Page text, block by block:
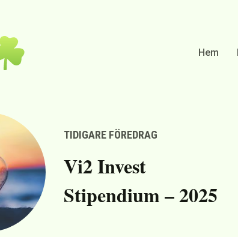
Hem
TIDIGARE FÖREDRAG
Vi2 Invest
Stipendium – 2025